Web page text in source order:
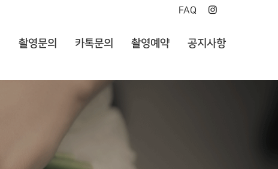
FAQ
촬영문의 카톡문의 촬영예약 공지사항